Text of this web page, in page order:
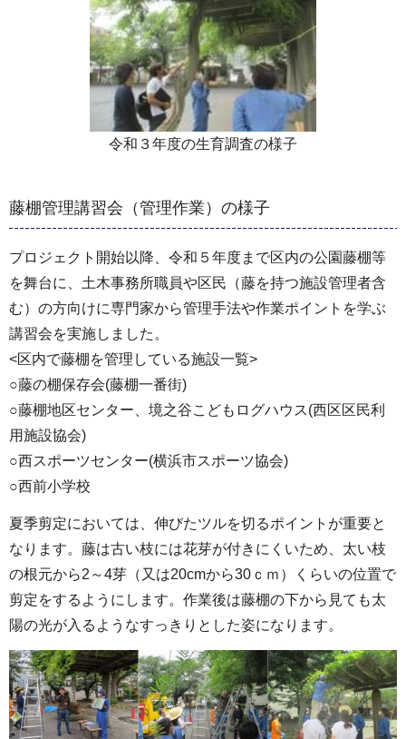
令和３年度の生育調査の様子
藤棚管理講習会（管理作業）の様子
プロジェクト開始以降、令和５年度まで区内の公園藤棚等
を舞台に、土木事務所職員や区民（藤を持つ施設管理者含
む）の方向けに専門家から管理手法や作業ポイントを学ぶ
講習会を実施しました。
<区内で藤棚を管理している施設一覧>
○藤の棚保存会(藤棚一番街)
○藤棚地区センター、境之谷こどもログハウス(西区区民利
用施設協会)
○西スポーツセンター(横浜市スポーツ協会)
○西前小学校
夏季剪定においては、伸びたツルを切るポイントが重要と
なります。藤は古い枝には花芽が付きにくいため、太い枝
の根元から2～4芽（又は20cmから30ｃｍ）くらいの位置で
剪定をするようにします。作業後は藤棚の下から見ても太
陽の光が入るようなすっきりとした姿になります。